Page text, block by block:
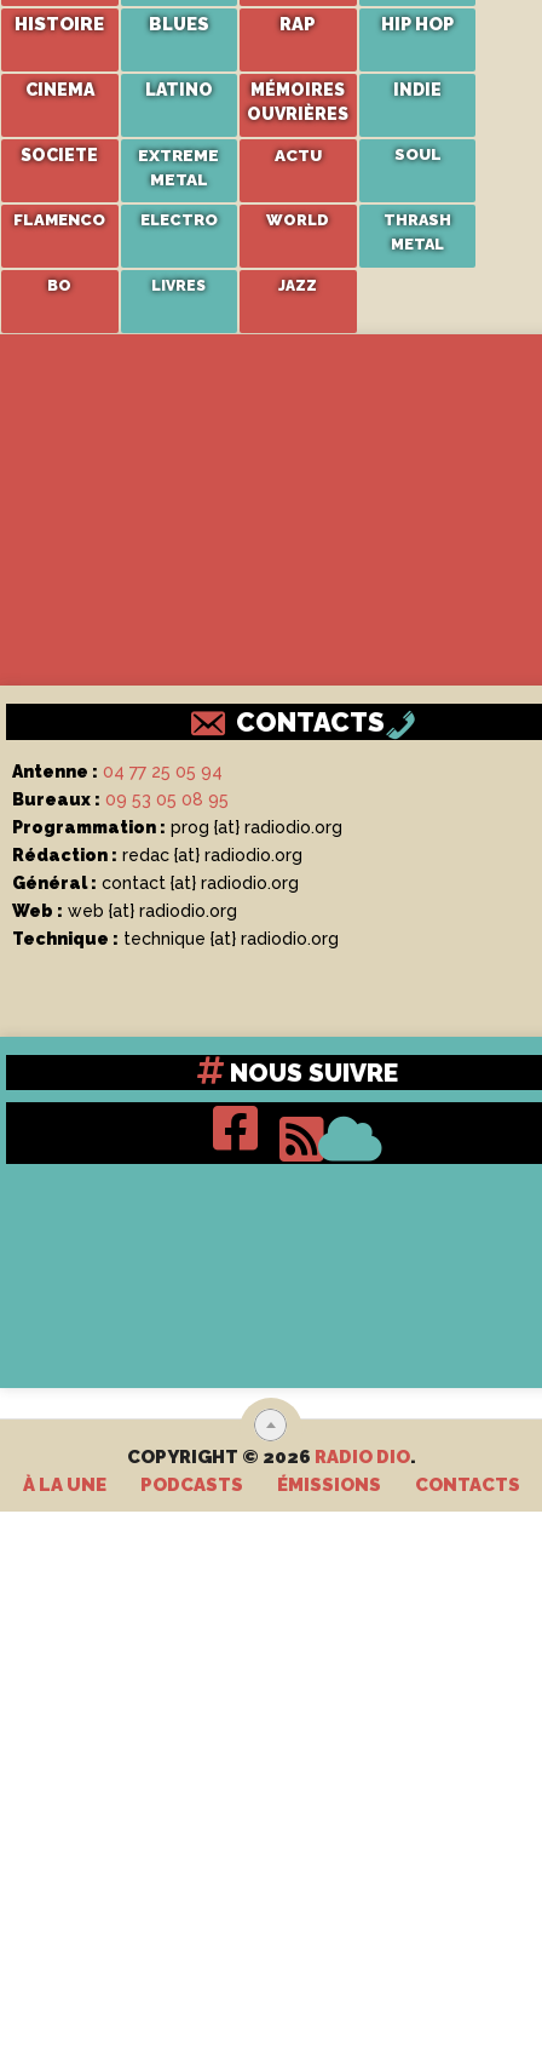
HISTOIRE BLUES RAP HIP HOP
CINEMA LATINO
MÉMOIRES
OUVRIÈRES
INDIE
SOCIETE
EXTREME
METAL
ACTU SOUL
FLAMENCO ELECTRO WORLD
THRASH
METAL
BO LIVRES JAZZ
CONTACTS
Antenne : 04 77 25 05 94
Bureaux : 09 53 05 08 95
Programmation : prog {at} radiodio.org
Rédaction : redac {at} radiodio.org
Général : contact {at} radiodio.org
Web : web {at} radiodio.org
Technique : technique {at} radiodio.org
NOUS SUIVRE
COPYRIGHT © 2026 RADIO DIO.
À LA UNE
PODCASTS ÉMISSIONS CONTACTS